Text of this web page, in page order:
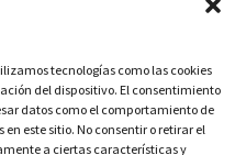
tecnologías como las cookies
del dispositivo. El consentimiento
datos como el comportamiento de
este sitio. No consentir o retirar el
a ciertas características y